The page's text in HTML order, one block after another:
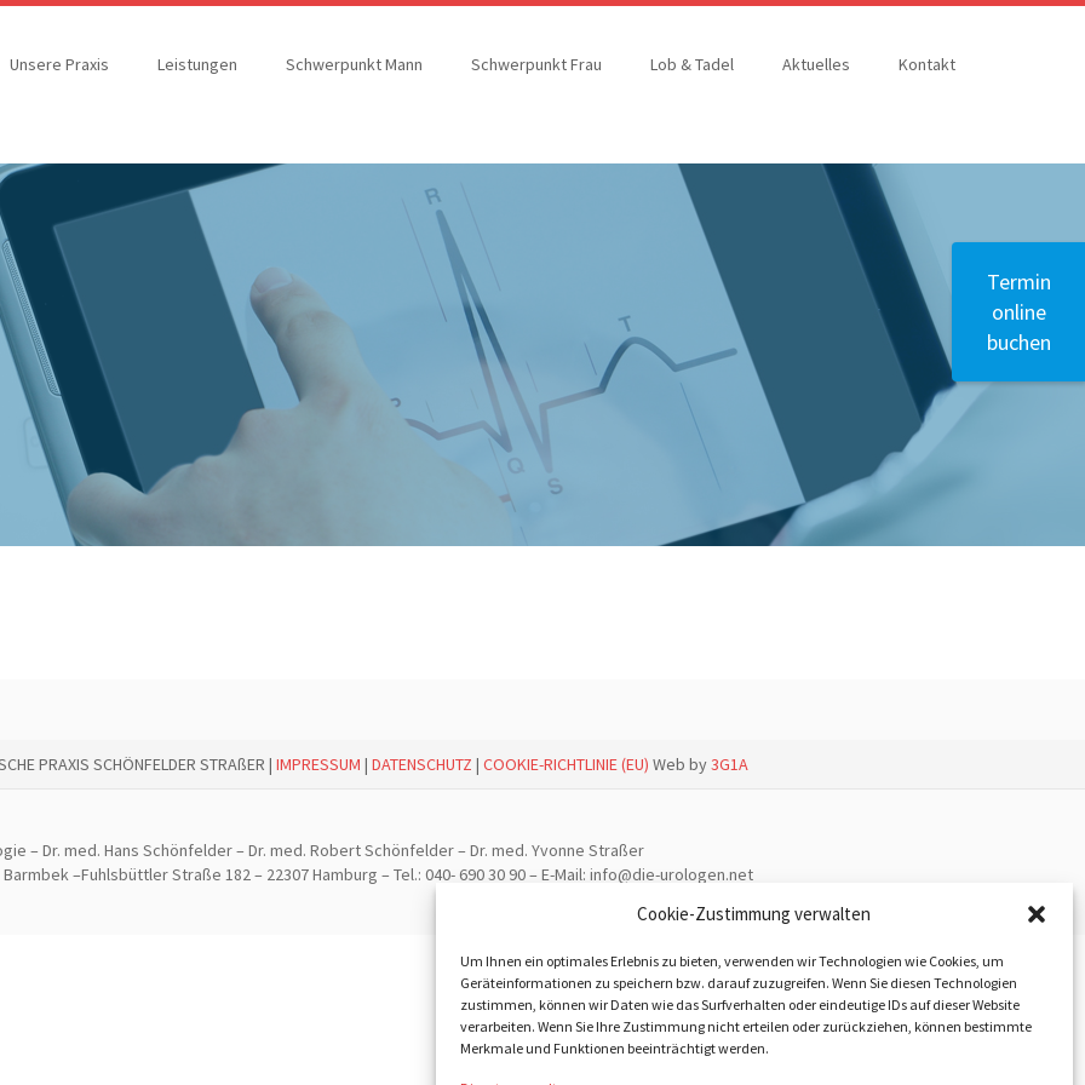
Cookie-Zustimmung verwalten
Um Ihnen ein optimales Erlebnis zu bieten, verwenden wir Technologien wie Cookies, um
Geräteinformationen zu speichern bzw. darauf zuzugreifen. Wenn Sie diesen Technologien
zustimmen, können wir Daten wie das Surfverhalten oder eindeutige IDs auf dieser Website
verarbeiten. Wenn Sie Ihre Zustimmung nicht erteilen oder zurückziehen, können bestimmte
Merkmale und Funktionen beeinträchtigt werden.
Unsere Praxis Leistungen Schwerpunkt Mann Schwerpunkt Frau Lob & Tadel Aktuelles Kontakt
Termin
online
buchen
PRAXIS SCHÖNFELDER STRAßER | IMPRESSUM | DATENSCHUTZ | COOKIE-RICHTLINIE (EU) Web by3G1A
– Dr. med. Hans Schönfelder – Dr. med. Robert Schönfelder – Dr. med. Yvonne Straßer
–Fuhlsbüttler Straße 182 – 22307 Hamburg – Tel.: 040- 690 30 90 – E-Mail: info@die-urologen.net